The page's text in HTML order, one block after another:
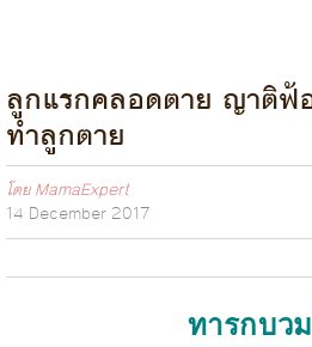
ลูกแรกคลอดตาย ญาติฟ้
ทำลูกตาย
โดยMamaExpert
14 December 2017
ทารกบว